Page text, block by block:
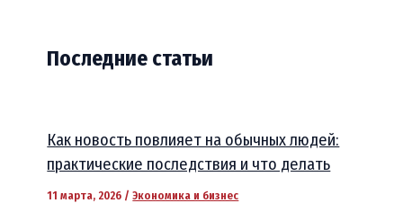
Последние статьи
Как новость повлияет на обычных людей:
практические последствия и что делать
11 марта, 2026 /Экономика и бизнес